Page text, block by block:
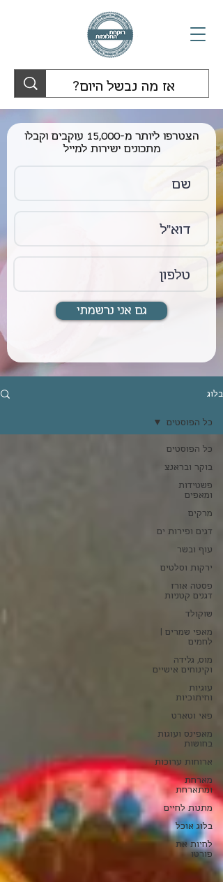
הצטרפו ליותר מ-15,000 עוקבים וקבלו
מתכונים ישירות למייל
גם אני נרשמתי
בלוג
כל הפוסטים
בוקר ובראנצ
פשטידות
ומאפים
מרקים
דגים ופירות ים
עוף ובשר
ירקות וסלטים
פסטה אורז
דגנים קטניות
שוקולד
מאפי שמרים |
לחמים
מוס, גלידה
וקינוחים אישיים
עוגיות
וחיתוכיות
פאי וטארט
מאפינס ועוגות
בחושות
ארוחות ערוכות
מארחת
ומתארחת
מתנות לחיים
בלוג אוכל
לחיות את
פורטו
כל הפוסטים